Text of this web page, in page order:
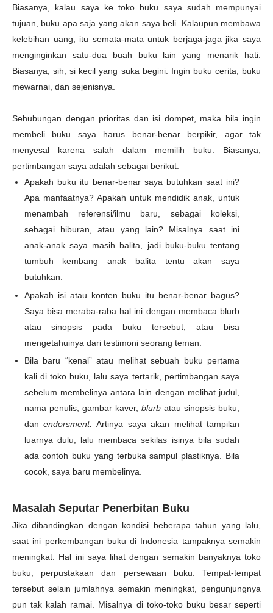
Biasanya, kalau saya ke toko buku saya sudah mempunyai
tujuan, buku apa saja yang akan saya beli. Kalaupun membawa
kelebihan uang, itu semata-mata untuk berjaga-jaga jika saya
menginginkan satu-dua buah buku lain yang menarik hati.
Biasanya, sih, si kecil yang suka begini. Ingin buku cerita, buku
mewarnai, dan sejenisnya.
Sehubungan dengan prioritas dan isi dompet, maka bila ingin
membeli buku saya harus benar-benar berpikir, agar tak
menyesal karena salah dalam memilih buku. Biasanya,
pertimbangan saya adalah sebagai berikut:
Apakah buku itu benar-benar saya butuhkan saat ini?
Apa manfaatnya? Apakah untuk mendidik anak, untuk
menambah referensi/ilmu baru, sebagai koleksi,
sebagai hiburan, atau yang lain? Misalnya saat ini
anak-anak saya masih balita, jadi buku-buku tentang
tumbuh kembang anak balita tentu akan saya
butuhkan.
Apakah isi atau konten buku itu benar-benar bagus?
Saya bisa meraba-raba hal ini dengan membaca blurb
atau sinopsis pada buku tersebut, atau bisa
mengetahuinya dari testimoni seorang teman.
Bila baru “kenal” atau melihat sebuah buku pertama
kali di toko buku, lalu saya tertarik, pertimbangan saya
sebelum membelinya antara lain dengan melihat judul,
nama penulis, gambar kaver, blurb atau sinopsis buku,
dan endorsment.Artinya saya akan melihat tampilan
luarnya dulu, lalu membaca sekilas isinya bila sudah
ada contoh buku yang terbuka sampul plastiknya. Bila
cocok, saya baru membelinya.
Masalah Seputar Penerbitan Buku
Jika dibandingkan dengan kondisi beberapa tahun yang lalu,
saat ini perkembangan buku di Indonesia tampaknya semakin
meningkat. Hal ini saya lihat dengan semakin banyaknya toko
buku, perpustakaan dan persewaan buku. Tempat-tempat
tersebut selain jumlahnya semakin meningkat, pengunjungnya
pun tak kalah ramai. Misalnya di toko-toko buku besar seperti